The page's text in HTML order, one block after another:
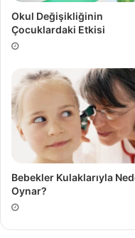
Okul Değişikliğinin
Çocuklardaki Etkisi
Bebekler Kulaklarıyla
Oynar?